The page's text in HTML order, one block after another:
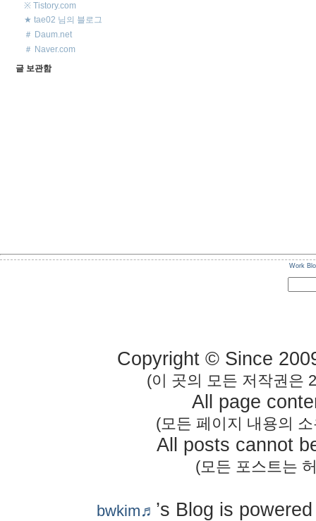
※ Tistory.com
★ tae02 님의 블로그
＃ Daum.net
＃ Naver.com
글 보관함
Work
Copyright © Since
(이 곳의 모든 저작권은
All page
(모든 페이지 내용의
All posts cannot
(모든 포스트는
bwkim♬ ’s Blog is